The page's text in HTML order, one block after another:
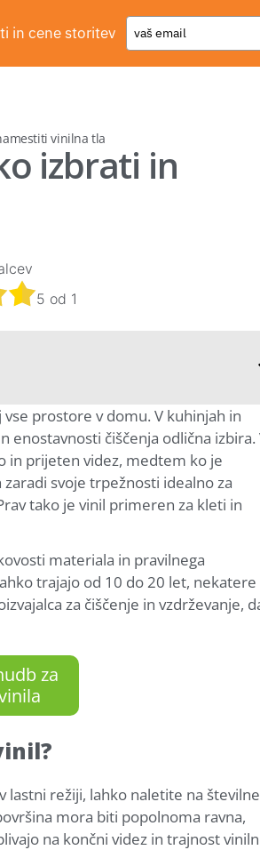
vinilna tla
izbrati in
5 od 1
prostore v domu. V kuhinjah in
enostavnosti čiščenja odlična izbira.
in prijeten videz, medtem ko je
svoje trpežnosti idealno za
tako je vinil primeren za kleti in
materiala in pravilnega
trajajo od 10 do 20 let, nekatere
za čiščenje in vzdrževanje,
za
lastni režiji, lahko naletite na številne
mora biti popolnoma ravna,
na končni videz in trajnost
in cene storitev
Type
your
email